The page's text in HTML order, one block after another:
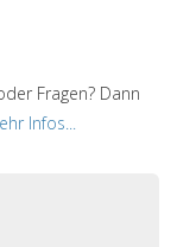
Fragen? Dann
Infos...